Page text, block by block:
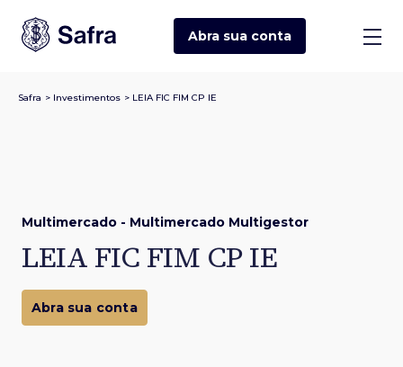
Abra sua conta
Safra > Investimentos > LEIA FIC FIM CP IE
Multimercado - Multimercado Multigestor
LEIA FIC FIM CP IE
Abra sua conta